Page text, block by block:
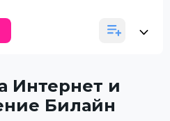
Интернет и
Билайн